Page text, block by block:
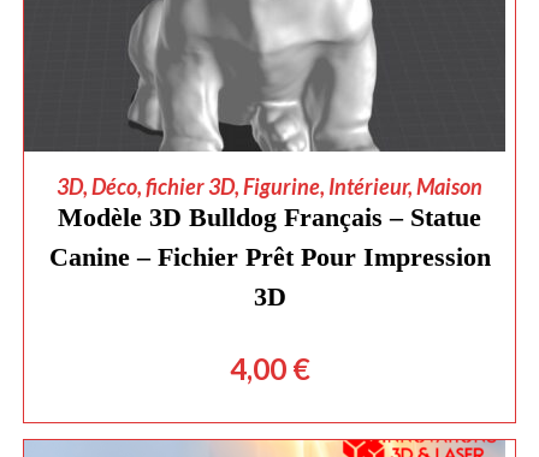
AJOUTER AU PANIER
3D,Déco,fichier 3D,Figurine, Intérieur,Maison
Modèle 3D Bulldog Français – Statue
Canine – Fichier Prêt Pour Impression
3D
4,00 €